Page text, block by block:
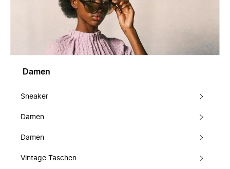
Damen
Sneaker
Damen
Damen
Vintage Taschen